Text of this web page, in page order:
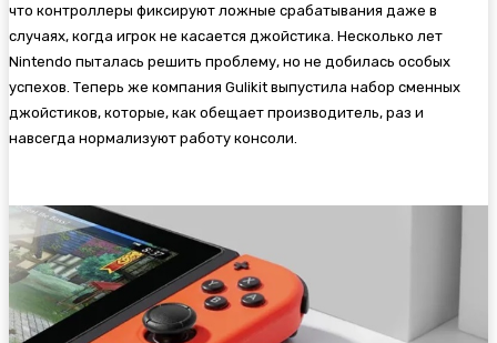
что контроллеры фиксируют ложные срабатывания даже в
случаях, когда игрок не касается джойстика. Несколько лет
Nintendo пыталась решить проблему, но не добилась особых
успехов. Теперь же компания Gulikit выпустила набор сменных
джойстиков, которые, как обещает производитель, раз и
навсегда нормализуют работу консоли.